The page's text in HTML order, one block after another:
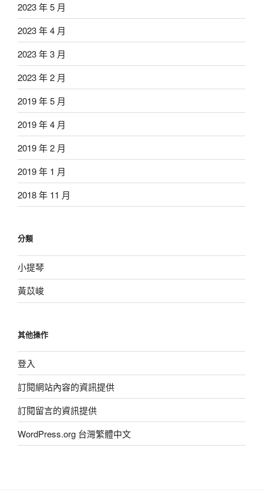
2023 年 5 月
2023 年 4 月
2023 年 3 月
2023 年 2 月
2019 年 5 月
2019 年 4 月
2019 年 2 月
2019 年 1 月
2018 年 11 月
分類
小提琴
黃苡峻
其他操作
登入
訂閱網站內容的資訊提供
訂閱留言的資訊提供
WordPress.org 台灣繁體中文